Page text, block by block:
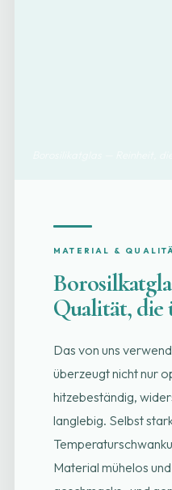
MATERIAL &
Qualität, die
Das von uns
überzeugt nicht nur
hitzebeständig,
langlebig. Selbst
Material mühelos